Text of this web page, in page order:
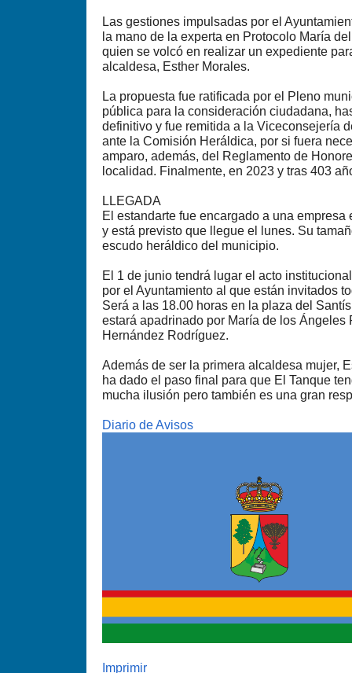
Las gestiones impulsadas por el
la mano de la experta en Protocolo María
quien se volcó en realizar un expediente
alcaldesa, Esther Morales.
La propuesta fue ratificada por el Pleno
pública para la consideración ciudadana,
definitivo y fue remitida a la Viceconsejería
ante la Comisión Heráldica, por si fuera
amparo, además, del Reglamento de
localidad. Finalmente, en 2023 y tras 403
LLEGADA
El estandarte fue encargado a una
y está previsto que llegue el lunes. Su
escudo heráldico del municipio.
El 1 de junio tendrá lugar el acto
por el Ayuntamiento al que están invitados
Será a las 18.00 horas en la plaza del
estará apadrinado por María de los Ángeles
Hernández Rodríguez.
Además de ser la primera alcaldesa mujer,
ha dado el paso final para que El Tanque
mucha ilusión pero también es una gran
Diario de Avisos
Imprimir